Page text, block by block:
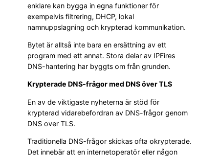
enklare kan bygga in egna funktioner för
exempelvis filtrering, DHCP, lokal
namnuppslagning och krypterad kommunikation.
Bytet är alltså inte bara en ersättning av ett
program med ett annat. Stora delar av IPFires
DNS-hantering har byggts om från grunden.
Krypterade DNS-frågor med DNS över TLS
En av de viktigaste nyheterna är stöd för
krypterad vidarebefordran av DNS-frågor genom
DNS over TLS.
Traditionella DNS-frågor skickas ofta okrypterade.
Det innebär att en internetoperatör eller någon